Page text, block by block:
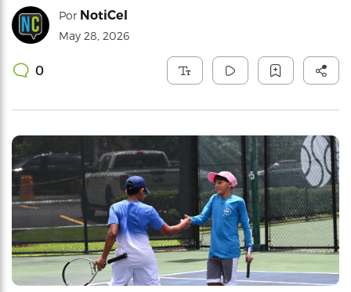
Por NotiCel
May 28, 2026
0